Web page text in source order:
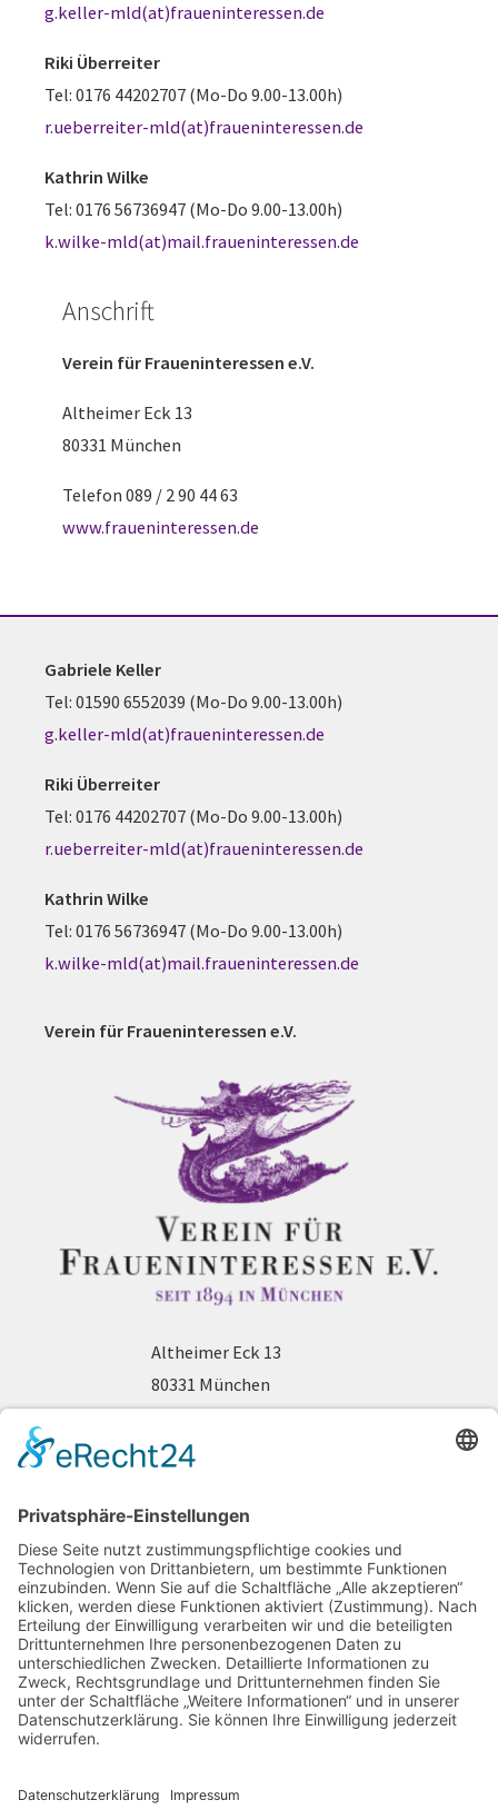
g.keller-mld(at)fraueninteressen.de
Riki Überreiter
Tel: 0176 44202707 (Mo-Do 9.00-13.00h)
r.ueberreiter-mld(at)fraueninteressen.de
Kathrin Wilke
Tel: 0176 56736947 (Mo-Do 9.00-13.00h)
k.wilke-mld(at)mail.fraueninteressen.de
Anschrift
Verein für Fraueninteressen e.V.
Altheimer Eck 13
80331 München
Telefon 089 / 2 90 44 63
www.fraueninteressen.de
Gabriele Keller
Tel: 01590 6552039 (Mo-Do 9.00-13.00h)
g.keller-mld(at)fraueninteressen.de
Riki Überreiter
Tel: 0176 44202707 (Mo-Do 9.00-13.00h)
r.ueberreiter-mld(at)fraueninteressen.de
Kathrin Wilke
Tel: 0176 56736947 (Mo-Do 9.00-13.00h)
k.wilke-mld(at)mail.fraueninteressen.de
Verein für Fraueninteressen e.V.
Altheimer Eck 13
80331 München
www.fraueninteressen.de
gefördert durch: